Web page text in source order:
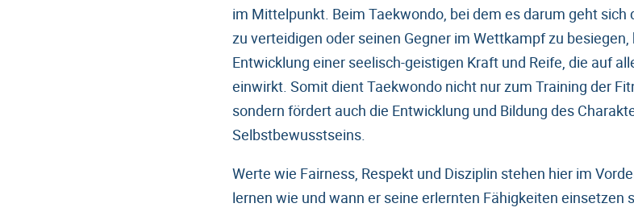
im Mittelpunkt. Beim Taekwondo, bei dem es darum geht sich
zu verteidigen oder seinen Gegner im Wettkampf zu
Entwicklung einer seelisch-geistigen Kraft und Reife, die auf
einwirkt. Somit dient Taekwondo nicht nur zum Training der
sondern fördert auch die Entwicklung und Bildung des
Selbstbewusstseins.
Werte wie Fairness, Respekt und Disziplin stehen hier im
lernen wie und wann er seine erlernten Fähigkeiten einsetzen